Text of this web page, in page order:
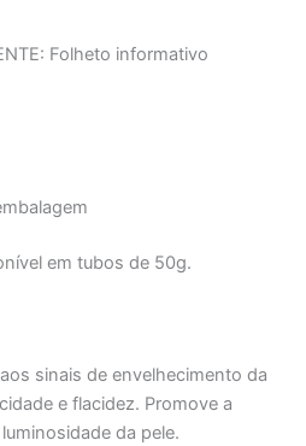
Folheto informativo
em tubos de 50g.
sinais de envelhecimento da
e flacidez. Promove a
da pele.